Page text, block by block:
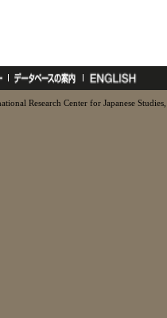
Research Center for Japanese